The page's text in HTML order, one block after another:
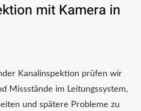
mit Kamera in
Kanalinspektion prüfen wir
Missstände im Leitungssystem,
und spätere Probleme zu